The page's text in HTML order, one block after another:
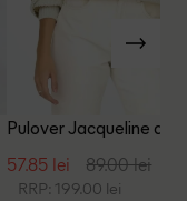
Pulover Jacqueline de
57.85 lei 89.00 lei
RRP: 199.00 lei